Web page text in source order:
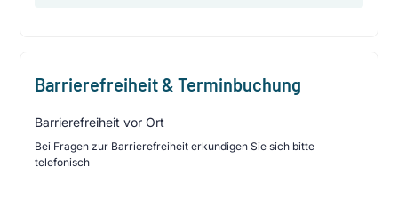
Barrierefreiheit & Terminbuchung
Barrierefreiheit vor Ort
Bei Fragen zur Barrierefreiheit erkundigen Sie sich bitte
telefonisch